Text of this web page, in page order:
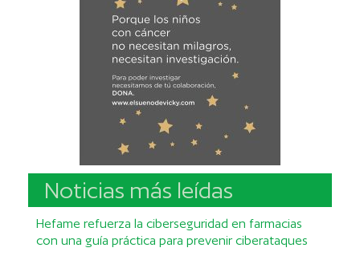
Noticias más leídas
Hefame refuerza la ciberseguridad en farmacias
con una guía práctica para prevenir ciberataques